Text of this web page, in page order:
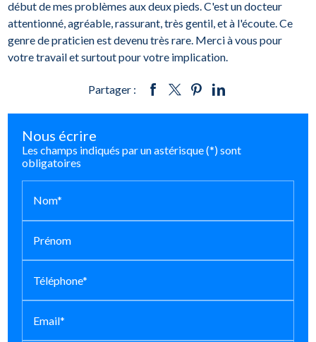
début de mes problèmes aux deux pieds. C'est un docteur
attentionné, agréable, rassurant, très gentil, et à l'écoute. Ce
genre de praticien est devenu très rare. Merci à vous pour
votre travail et surtout pour votre implication.
Partager :
Nous écrire
Les champs indiqués par un astérisque (*) sont
obligatoires
Nom*
Prénom
Téléphone*
Email*